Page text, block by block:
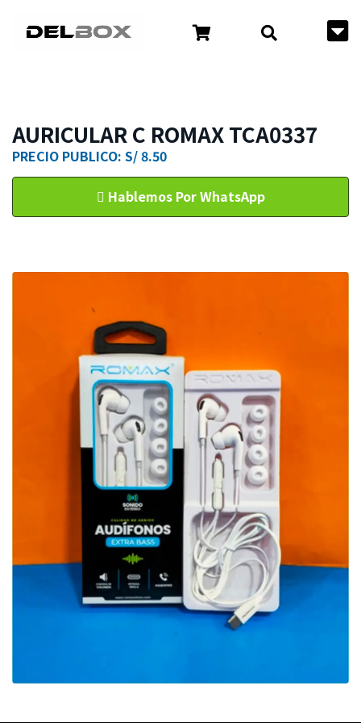
AURICULAR C ROMAX TCA0337
PRECIO PUBLICO: S/ 8.50
Hablemos Por WhatsApp